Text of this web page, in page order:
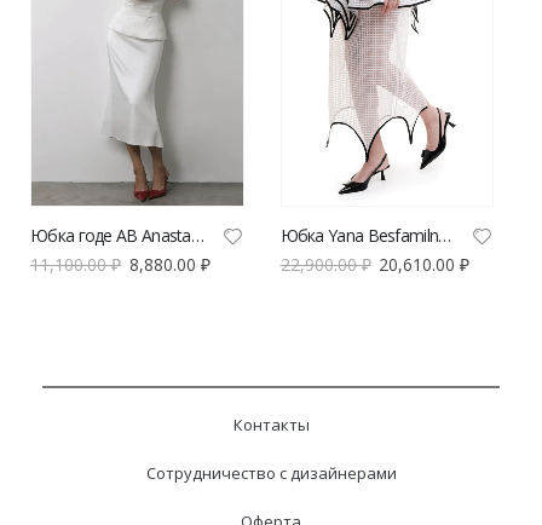
Юбка годе AB Anastasiya Burdyugova | VERESK studio
11,100.00₽ 8,880.00 ₽
Юбка Yana Besfamilnaya рифы белого цвета
22,900.00₽ 20,610.00₽
Контакты
Сотрудничество с дизайнерами